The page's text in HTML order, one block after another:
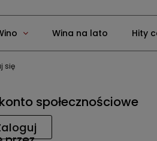
Wina na lato Hity
się
społecznościowe